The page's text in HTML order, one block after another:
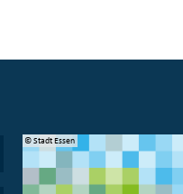
© Stadt Essen